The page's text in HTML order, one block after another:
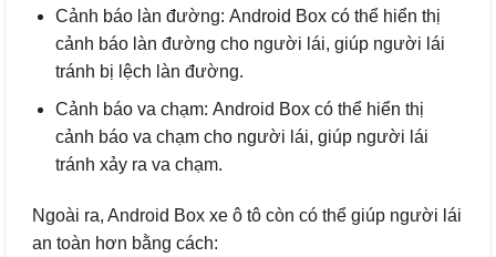
Cảnh báo làn đường: Android Box có thể hiển thị
cảnh báo làn đường cho người lái, giúp người lái
tránh bị lệch làn đường.
Cảnh báo va chạm: Android Box có thể hiển thị
cảnh báo va chạm cho người lái, giúp người lái
tránh xảy ra va chạm.
Ngoài ra, Android Box xe ô tô còn có thể giúp người lái
an toàn hơn bằng cách: